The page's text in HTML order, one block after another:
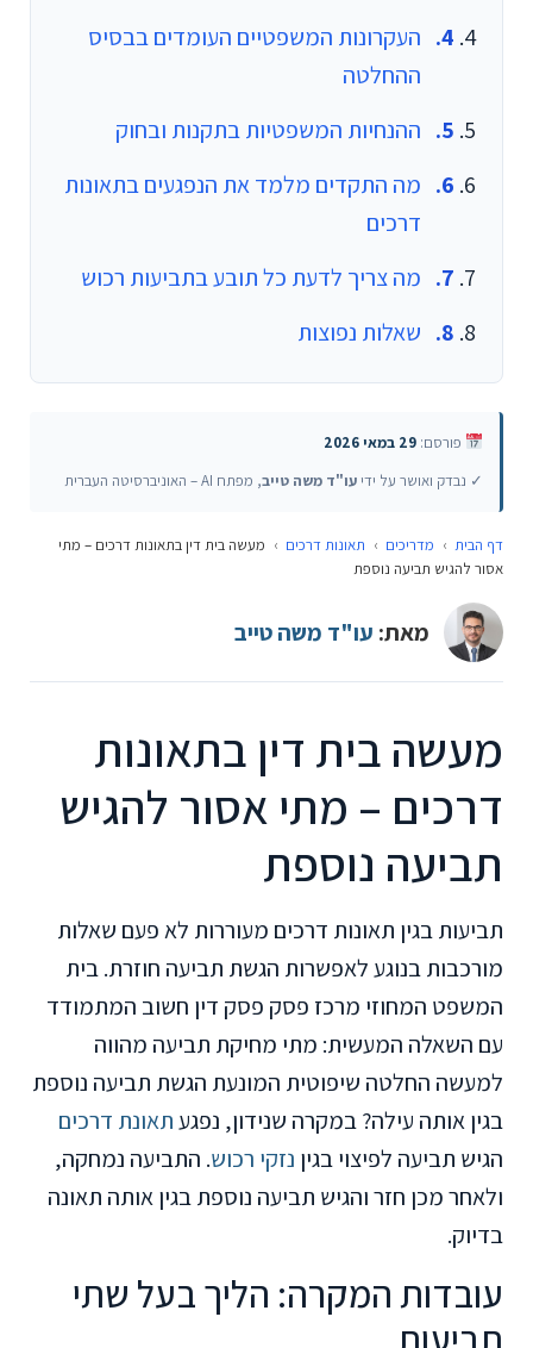
העקרונות המשפטיים העומדים בבסיס
ההחלטה
ההנחיות המשפטיות בתקנות ובחוק
מה התקדים מלמד את הנפגעים בתאונות
דרכים
מה צריך לדעת כל תובע בתביעות רכוש
שאלות נפוצות
פורסם: 29 במאי 2026
✓ נבדק ואושר על ידי עו"ד משה טייב, מפתח AI – האוניברסיטה העברית
דף הבית › מדריכים › תאונות דרכים › מעשה בית דין בתאונות דרכים – מתי
אסור להגיש תביעה נוספת
מאת: עו"ד משה טייב
מעשה בית דין בתאונות
דרכים – מתי אסור להגיש
תביעה נוספת
תביעות בגין תאונות דרכים מעוררות לא פעם שאלות
מורכבות בנוגע לאפשרות הגשת תביעה חוזרת. בית
המשפט המחוזי מרכז פסק פסק דין חשוב המתמודד
עם השאלה המעשית: מתי מחיקת תביעה מהווה
למעשה החלטה שיפוטית המונעת הגשת תביעה נוספת
בגין אותה עילה? במקרה שנידון, נפגעתאונת דרכים
הגיש תביעה לפיצוי בגין נזקי רכוש. התביעה נמחקה,
ולאחר מכן חזר והגיש תביעה נוספת בגין אותה תאונה
בדיוק.
עובדות המקרה: הליך בעל שתי